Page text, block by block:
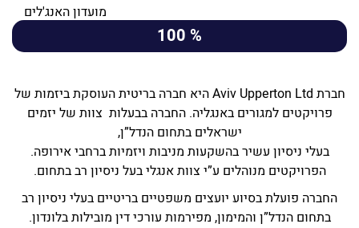
% 100
מועדון האנג'לים
חברת Aviv Upperton Ltd היא חברה בריטית העוסקת ביזמות של
פרויקטים למגורים באנגליה. החברה בבעלות צוות של יזמים
ישראלים בתחום הנדל”ן,
בעלי ניסיון עשיר בהשקעות מניבות ויזמיות ברחבי אירופה.
הפרויקטים מנוהלים ע”י צוות אנגלי בעל ניסיון רב בתחום.
החברה פועלת בסיוע יועצים משפטיים בריטיים בעלי ניסיון רב
בתחום הנדל”ן והמימון, מפירמות עורכי דין מובילות בלונדון.